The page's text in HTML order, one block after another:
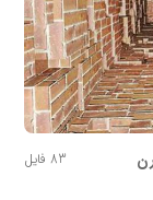
83 فایل